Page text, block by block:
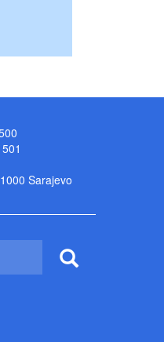
Sarajevo